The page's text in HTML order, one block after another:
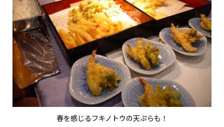
春を感じるフキノトウの天ぷらも！